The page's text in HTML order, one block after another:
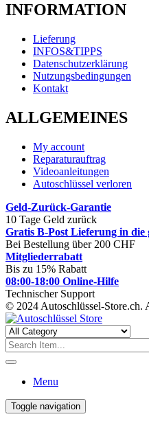
INFORMATION
Lieferung
INFOS&TIPPS
Datenschutzerklärung
Nutzungsbedingungen
Kontakt
ALLGEMEINES
My account
Reparaturauftrag
Videoanleitungen
Autoschlüssel verloren
Geld-Zurück-Garantie
10 Tage Geld zurück
Gratis B-Post Lieferung in die
Bei Bestellung über 200 CHF
Mitgliederrabatt
Bis zu 15% Rabatt
08:00-18:00 Online-Hilfe
Technischer Support
© 2024 Autoschlüssel-Store.ch.
Menu
Toggle navigation